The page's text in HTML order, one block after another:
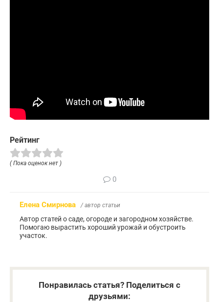
Рейтинг
( Пока оценок нет )
0
Елена Смирнова / автор статьи
Автор статей о саде, огороде и загородном хозяйстве.
Помогаю вырастить хороший урожай и обустроить
участок.
Понравилась статья? Поделиться с
друзьями: